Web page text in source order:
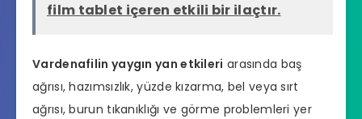
film tablet içeren etkili bir ilaçtır.
Vardenafilin yaygın yan etkileri arasında baş
ağrısı, hazımsızlık, yüzde kızarma, bel veya sırt
ağrısı, burun tıkanıklığı ve görme problemleri yer